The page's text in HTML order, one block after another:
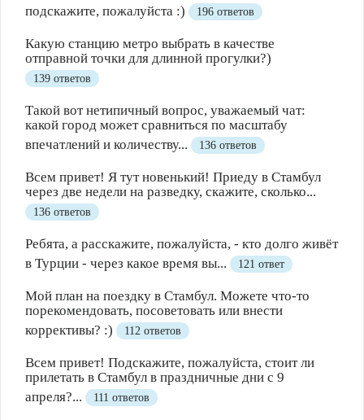
подскажите, пожалуйста :)
196 ответов
Какую станцию метро выбрать в качестве
отправной точки для длинной прогулки?)
139 ответов
Такой вот нетипичный вопрос, уважаемый чат:
какой город может сравниться по масштабу
впечатлений и количеству...
136 ответов
Всем привет! Я тут новенький! Приеду в Стамбул
через две недели на разведку, скажите, сколько...
136 ответов
Ребята, а расскажите, пожалуйста, - кто долго живёт
в Турции - через какое время вы...
121 ответ
Мой план на поездку в Стамбул. Можете что-то
порекомендовать, посоветовать или внести
коррективы? :)
112 ответов
Всем привет! Подскажите, пожалуйста, стоит ли
прилетать в Стамбул в праздничные дни с 9
апреля?...
111 ответов